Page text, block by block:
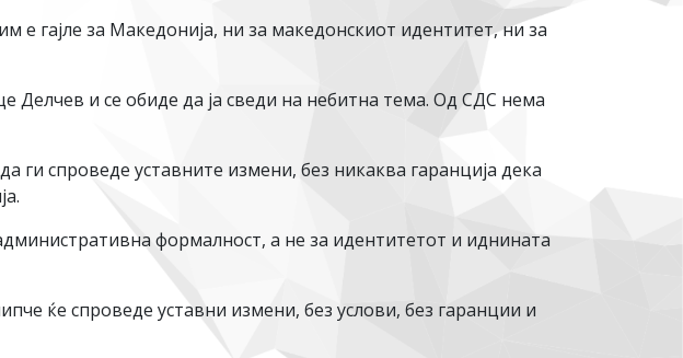
е гајле за Македонија, ни за македонскиот идентитет, ни за
и се обиде да ја сведи на небитна тема. Од СДС нема
ги спроведе уставните измени, без никаква гаранција дека
формалност, а не за идентитетот и иднината
ќе спроведе уставни измени, без услови, без гаранции и